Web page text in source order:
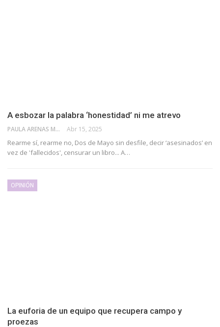
A esbozar la palabra ‘honestidad’ ni me atrevo
PAULA ARENAS MARTÍN ABRIL Abr 15, 2025
Rearme sí, rearme no, Dos de Mayo sin desfile, decir ‘asesinados’ en
vez de 'fallecidos', censurar un libro... A…
OPINIÓN
La euforia de un equipo que recupera campo y
proezas